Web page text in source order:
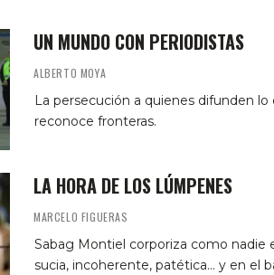
UN MUNDO CON PERIODISTAS
ALBERTO MOYA
La persecución a quienes difunden
reconoce fronteras.
LA HORA DE LOS LÚMPENES
MARCELO FIGUERAS
Sabag Montiel corporiza como
sucia, incoherente, patética... y en el